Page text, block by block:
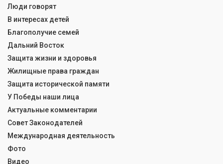
Люди говорят
В интересах детей
Благополучие семей
Дальний Восток
Защита жизни и здоровья
Жилищные права граждан
Защита исторической памяти
У Победы наши лица
Актуальные комментарии
Совет Законодателей
Международная деятельность
Фото
Видео